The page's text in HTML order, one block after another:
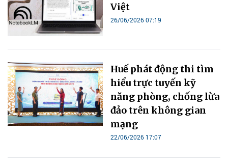
Việt
26/06/2026 07:19
Huế phát động thi tìm
hiểu trực tuyến kỹ
năng phòng, chống lừa
đảo trên không gian
mạng
22/06/2026 17:07